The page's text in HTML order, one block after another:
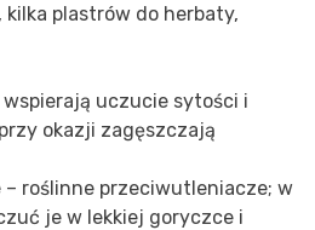
kilka plastrów do herbaty,
wspierają uczucie sytości i
okazji zagęszczają
– roślinne przeciwutleniacze; w
je w lekkiej goryczce i